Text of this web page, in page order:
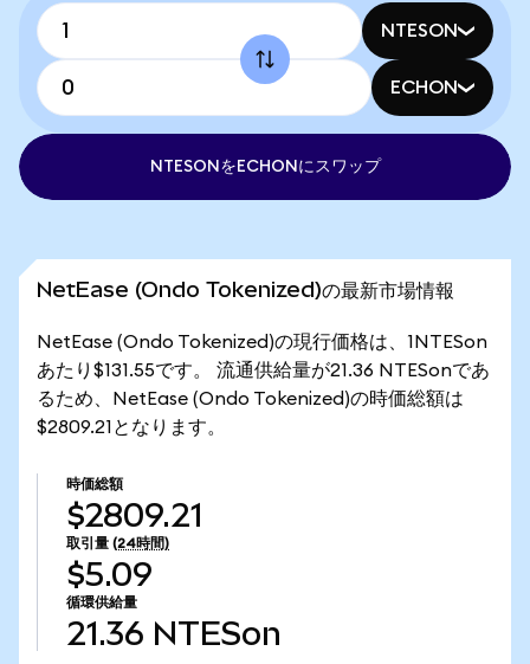
NTESON
ECHON
NTESONをECHONにスワップ
NetEase (Ondo Tokenized)の最新市場情報
NetEase (Ondo Tokenized)の現行価格は、1NTESon
あたり$131.55です。 流通供給量が21.36 NTESonであ
るため、NetEase (Ondo Tokenized)の時価総額は
$2809.21となります。
時価総額
$2809.21
取引量 (24時間)
$5.09
循環供給量
21.36 NTESon